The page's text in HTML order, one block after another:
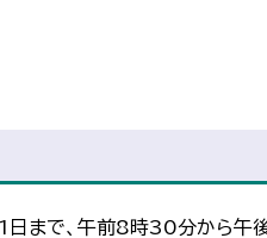
まで、午前8時30分から午後5